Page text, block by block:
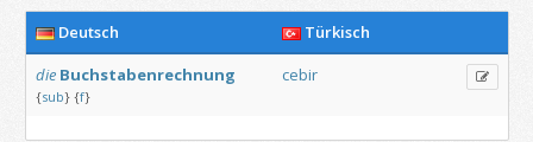
Deutsch
Türkisch
die Buchstabenrechnung
{sub} {f}
cebir